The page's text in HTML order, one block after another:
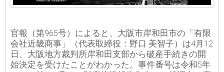
官報（第965号）によると、大阪市岸和田市の「有限
会社近畿商事」（代表取締役：野口 美智子）は4月12
日、大阪地方裁判所岸和田支部から破産手続きの開
始決定を受けたことがわかった。事件番号は令和5年